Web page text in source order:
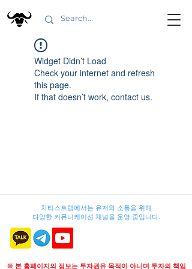
Widget Didn’t Load
Check your internet and refresh
this page.
If that doesn’t work, contact us.
차티스트랩에서는 유저와 소통을 위해
다양한 커뮤니케이션 채널을 운영 중입니다.
※ 본 홈페이지의 정보는 투자권유 목적이 아니며 투자의 책임